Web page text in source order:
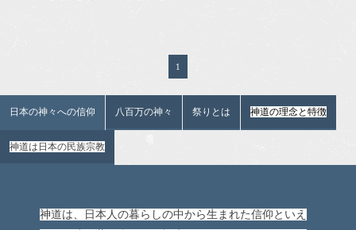
1
日本の神々への信仰 八百万の神々 祭りとは 神道の理念と特徴
神道は日本の民族宗教
神道は、日本人の暮らしの中から生まれた信仰といえ